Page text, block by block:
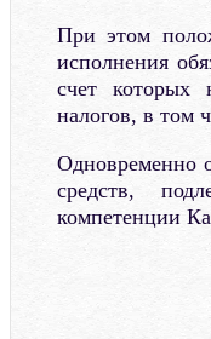
При этом
исполнения
счет которых
налогов, в том
Одновременно
средств,
компетенции